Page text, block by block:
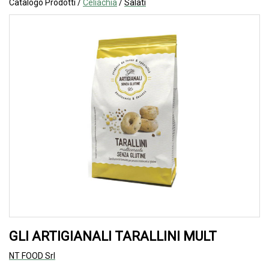
Catalogo Prodotti /Celiachia /Salati
GLI ARTIGIANALI TARALLINI MULT
NT FOOD Srl